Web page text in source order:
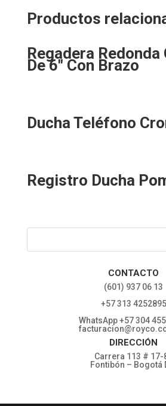
Productos
Regadera Redonda
De 6″ Con Brazo
Ducha Teléfono
Registro Ducha
CONTACTO
‎(601) 937 06 13
‎+57 313 4252895
WhatsApp +57 304
DIRECCIÓN
Carrera 113 # 17-
Fontibón – Bogotá